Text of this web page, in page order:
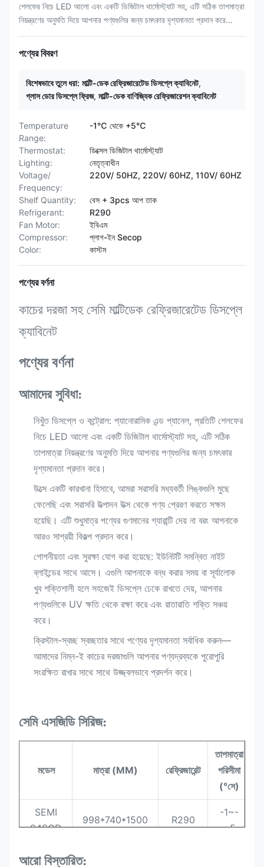
শেলফের নিচে LED আলো এবং একটি ডিজিটাল থার্মোস্ট্যাট সহ, এটি সঠিক তাপমাত্রা
নিয়ন্ত্রণের অনুমতি দিয়ে আপনার পণ্যগুলির জন্য চমৎকার দৃশ্যমানতা প্রদান করে...
পণ্যের বিবরণ
বিশেষভাবে তুলে ধরা: মাল্টি-ডেক রেফ্রিজারেটেড ডিসপ্লে ক্যাবিনেট,
গ্লাস ডোর ডিসপ্লে ফ্রিজ, মাল্টি-ডেক বাণিজ্যিক রেফ্রিজারেশন ক্যাবিনেট
Temperature
Range:
-1℃ থেকে +5℃
Thermostat:
ডিক্সেল ডিজিটাল থার্মোস্ট্যাট
Lighting:
নেতৃত্বাধীন
Voltage/
Frequency:
220V/ 50HZ, 220V/ 60HZ, 110V/ 60HZ
Shelf Quantity:
বেস + 3pcs আপ তাক
Refrigerant:
R290
Fan Motor:
ইবিএম
Compressor:
প্লাগ-ইন Secop
Color:
কাস্টম
পণ্যের বর্ণনা
কাচের দরজা সহ সেমি মাল্টিডেক রেফ্রিজারেটেড ডিসপ্লে
ক্যাবিনেট
পণ্যের বর্ণনা
আমাদের সুবিধা:
নিখুঁত ডিসপ্লে ও কন্ট্রোল: প্যানোরামিক এন্ড প্যানেল, প্রতিটি শেলফের
নিচে LED আলো এবং একটি ডিজিটাল থার্মোস্ট্যাট সহ, এটি সঠিক
তাপমাত্রা নিয়ন্ত্রণের অনুমতি দিয়ে আপনার পণ্যগুলির জন্য চমৎকার
দৃশ্যমানতা প্রদান করে।
উত্সে একটি কারখানা হিসাবে, আমরা সরাসরি মধ্যবর্তী লিঙ্কগুলি মুছে
ফেলেছি এবং সরাসরি উত্পাদন উত্স থেকে পণ্য প্রেরণ করতে সক্ষম
হয়েছি। এটি শুধুমাত্র পণ্যের গুণমানের গ্যারান্টি দেয় না বরং আপনাকে
আরও সাশ্রয়ী বিকল্প প্রদান করে।
গোপনীয়তা এবং সুরক্ষা যোগ করা হয়েছে: ইউনিটটি সমন্বিত নাইট
ব্লাইন্ডের সাথে আসে। এগুলি আপনাকে বন্ধ করার সময় বা সূর্যালোক
খুব শক্তিশালী হলে সহজেই ডিসপ্লে ঢেকে রাখতে দেয়, আপনার
পণ্যগুলিকে UV ক্ষতি থেকে রক্ষা করে এবং রাতারাতি শক্তি সঞ্চয়
করে।
ক্রিস্টাল-স্বচ্ছ স্বচ্ছতার সাথে পণ্যের দৃশ্যমানতা সর্বাধিক করুন—
আমাদের নিম্ন-ই কাচের দরজাগুলি আপনার পণ্যদ্রব্যকে পুরোপুরি
সংরক্ষিত রাখার সাথে সাথে উজ্জ্বলভাবে প্রদর্শন করে।
সেমি এসজিডি সিরিজ:
মডেল মাত্রা (MM) রেফ্রিজারেন্ট
তাপমাত্রা
পরিসীমা
(°সে)
SEMI
94SGD
998*740*1500 R290
-1~-
+5
SEMI
1310*740*1500
আরো বিস্তারিত: